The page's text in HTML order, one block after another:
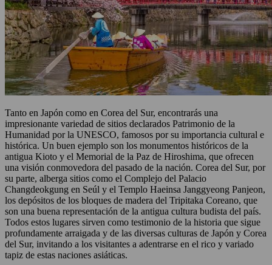
Tanto en Japón como en Corea del Sur, encontrarás una
impresionante variedad de sitios declarados Patrimonio de la
Humanidad por la UNESCO, famosos por su importancia cultural e
histórica. Un buen ejemplo son los monumentos históricos de la
antigua Kioto y el Memorial de la Paz de Hiroshima, que ofrecen
una visión conmovedora del pasado de la nación. Corea del Sur, por
su parte, alberga sitios como el Complejo del Palacio
Changdeokgung en Seúl y el Templo Haeinsa Janggyeong Panjeon,
los depósitos de los bloques de madera del Tripitaka Coreano, que
son una buena representación de la antigua cultura budista del país.
Todos estos lugares sirven como testimonio de la historia que sigue
profundamente arraigada y de las diversas culturas de Japón y Corea
del Sur, invitando a los visitantes a adentrarse en el rico y variado
tapiz de estas naciones asiáticas.